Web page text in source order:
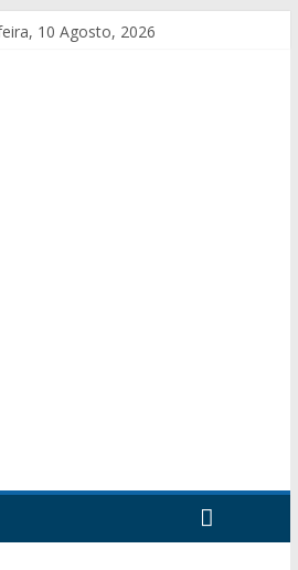
10 Agosto, 2026